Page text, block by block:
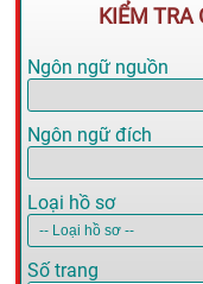
KIỂM TRA
Ngôn ngữ nguồn
Ngôn ngữ đích
Loại hồ sơ
Số trang